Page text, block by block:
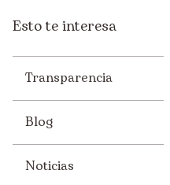
Esto te interesa
Transparencia
Blog
Noticias